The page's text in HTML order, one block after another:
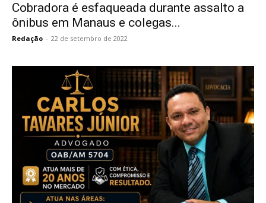
Cobradora é esfaqueada durante assalto a
ônibus em Manaus e colegas...
Redação - 22 de setembro de 2022